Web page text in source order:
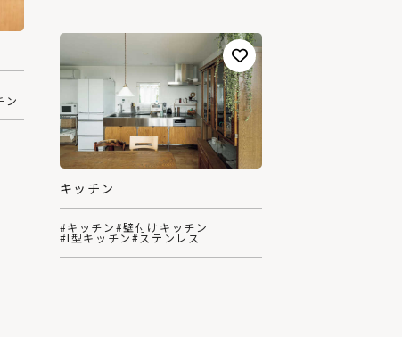
ン
キッチン
#キッチン#壁付けキッチン
#I型キッチン#ステンレス